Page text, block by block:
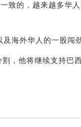
的，越来越多华
海外华人的一股闯
他将继续支持巴